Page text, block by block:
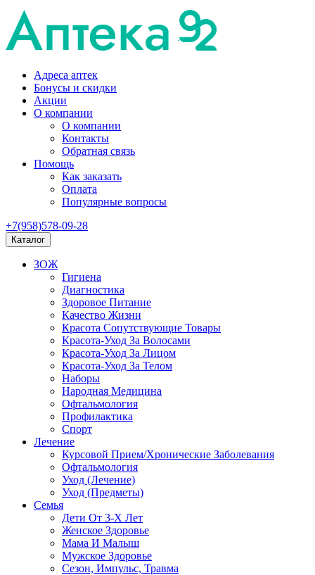
Адреса аптек
Бонусы и скидки
Акции
О компании
О компании
Контакты
Обратная связь
Помощь
Как заказать
Оплата
Популярные вопросы
+7(958)578-09-28
Каталог
ЗОЖ
Гигиена
Диагностика
Здоровое Питание
Качество Жизни
Красота Сопутствующие Товары
Красота-Уход За Волосами
Красота-Уход За Лицом
Красота-Уход За Телом
Наборы
Народная Медицина
Офтальмология
Профилактика
Спорт
Лечение
Курсовой Прием/Хронические Заболевания
Офтальмология
Уход (Лечение)
Уход (Предметы)
Семья
Дети От 3-Х Лет
Женское Здоровье
Мама И Малыш
Мужское Здоровье
Сезон, Импульс, Травма